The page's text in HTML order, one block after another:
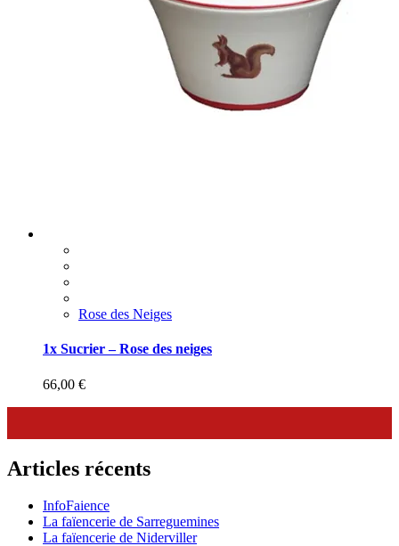
Rose des Neiges
1x Sucrier – Rose des neiges
66,00 €
Articles récents
InfoFaience
La faïencerie de Sarreguemines
La faïencerie de Niderviller